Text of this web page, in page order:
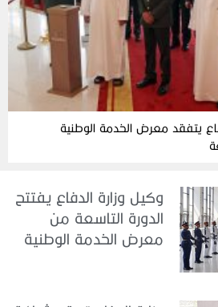
يتفقد معرض الخدمة الوطنية
وكيل وزارة الدفاع يفتتح
الدورة التاسعة من
معرض الخدمة الوطنية